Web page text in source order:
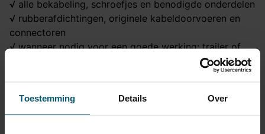
Toestemming Details Over
√ alle bekabeling, schroefjes en benodigde onderdelen
√ rubberafdichtingen, originele kabeldoorvoeren en
connectoren
√ wanneer nodig voor een goede werking: trailer of
Kortom een zorgeloze keuze van goede kwaliteit